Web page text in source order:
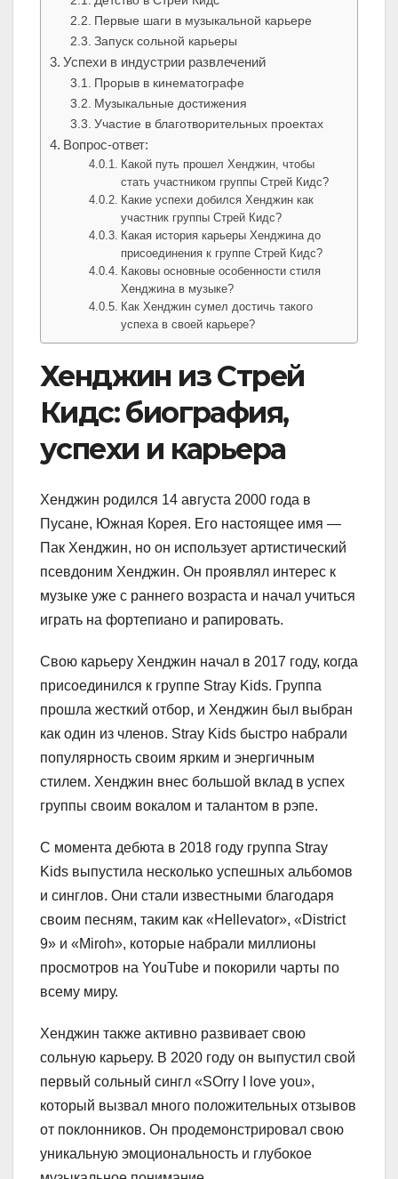
Первые шаги в музыкальной карьере
Запуск сольной карьеры
Успехи в индустрии развлечений
Прорыв в кинематографе
Музыкальные достижения
Участие в благотворительных проектах
Вопрос-ответ:
Какой путь прошел Хенджин, чтобы
стать участником группы Стрей Кидс?
Какие успехи добился Хенджин как
участник группы Стрей Кидс?
Какая история карьеры Хенджина до
присоединения к группе Стрей Кидс?
Каковы основные особенности стиля
Хенджина в музыке?
Как Хенджин сумел достичь такого
успеха в своей карьере?
Хенджин из Стрей
Кидс: биография,
успехи и карьера
Хенджин родился 14 августа 2000 года в
Пусане, Южная Корея. Его настоящее имя —
Пак Хенджин, но он использует артистический
псевдоним Хенджин. Он проявлял интерес к
музыке уже с раннего возраста и начал учиться
играть на фортепиано и рапировать.
Свою карьеру Хенджин начал в 2017 году, когда
присоединился к группе Stray Kids. Группа
прошла жесткий отбор, и Хенджин был выбран
как один из членов. Stray Kids быстро набрали
популярность своим ярким и энергичным
стилем. Хенджин внес большой вклад в успех
группы своим вокалом и талантом в рэпе.
С момента дебюта в 2018 году группа Stray
Kids выпустила несколько успешных альбомов
и синглов. Они стали известными благодаря
своим песням, таким как «Hellevator», «District
9» и «Miroh», которые набрали миллионы
просмотров на YouTube и покорили чарты по
всему миру.
Хенджин также активно развивает свою
сольную карьеру. В 2020 году он выпустил свой
первый сольный сингл «SOrry I love you»,
который вызвал много положительных отзывов
от поклонников. Он продемонстрировал свою
уникальную эмоциональность и глубокое